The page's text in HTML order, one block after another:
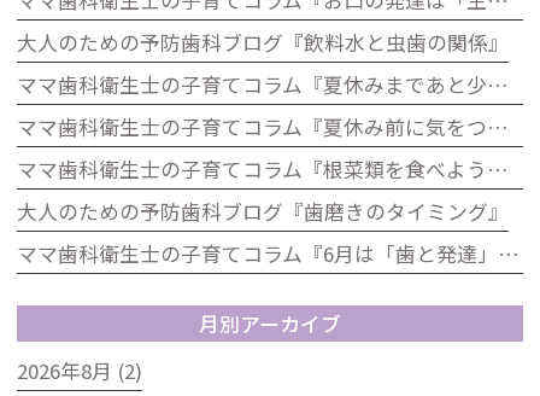
大人のための予防歯科ブログ『飲料水と虫歯の関係』
ママ歯科衛生士の子育てコラム『夏休みまであと少し！歯をピカピカにして楽しい夏を迎えよう』
ママ歯科衛生士の子育てコラム『夏休み前に気をつけたい！お子さんのお口の健康チェック』
ママ歯科衛生士の子育てコラム『根菜類を食べよう！歯科の視点から見た根菜のうれしい効果』
大人のための予防歯科ブログ『歯磨きのタイミング』
ママ歯科衛生士の子育てコラム『6月は「歯と発達」を見直すチャンス！』
月別アーカイブ
2026年8月 (2)